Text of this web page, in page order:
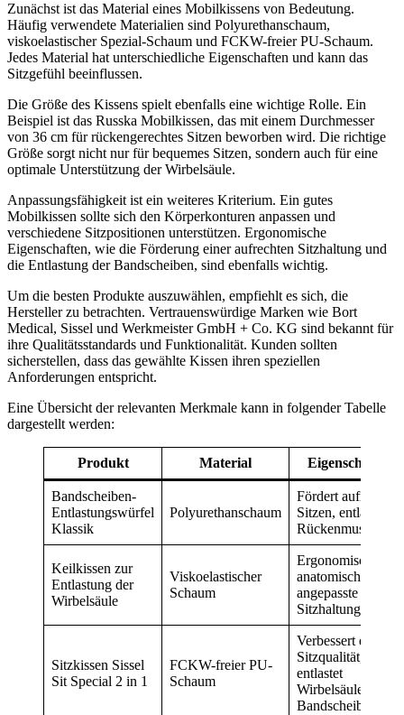
Zunächst ist das Material eines Mobilkissens von Bedeutung.
Häufig verwendete Materialien sind Polyurethanschaum,
viskoelastischer Spezial-Schaum und FCKW-freier PU-Schaum.
Jedes Material hat unterschiedliche Eigenschaften und kann das
Sitzgefühl beeinflussen.
Die Größe des Kissens spielt ebenfalls eine wichtige Rolle. Ein
Beispiel ist das Russka Mobilkissen, das mit einem Durchmesser
von 36 cm für rückengerechtes Sitzen beworben wird. Die richtige
Größe sorgt nicht nur für bequemes Sitzen, sondern auch für eine
optimale Unterstützung der Wirbelsäule.
Anpassungsfähigkeit ist ein weiteres Kriterium. Ein gutes
Mobilkissen sollte sich den Körperkonturen anpassen und
verschiedene Sitzpositionen unterstützen. Ergonomische
Eigenschaften, wie die Förderung einer aufrechten Sitzhaltung und
die Entlastung der Bandscheiben, sind ebenfalls wichtig.
Um die besten Produkte auszuwählen, empfiehlt es sich, die
Hersteller zu betrachten. Vertrauenswürdige Marken wie Bort
Medical, Sissel und Werkmeister GmbH + Co. KG sind bekannt für
ihre Qualitätsstandards und Funktionalität. Kunden sollten
sicherstellen, dass das gewählte Kissen ihren speziellen
Anforderungen entspricht.
Eine Übersicht der relevanten Merkmale kann in folgender Tabelle
dargestellt werden:
Produkt Material Eigenschaften
Bandscheiben-
Entlastungswürfel
Klassik
Polyurethanschaum
Fördert aufrechtes
Sitzen, entlastet
Rückenmuskulatur
Keilkissen zur
Entlastung der
Wirbelsäule
Viskoelastischer
Schaum
Ergonomische,
anatomisch
angepasste
Sitzhaltung
Sitzkissen Sissel
Sit Special 2 in 1
FCKW-freier PU-
Schaum
Verbessert die
Sitzqualität,
entlastet
Wirbelsäule und
Bandscheiben